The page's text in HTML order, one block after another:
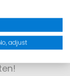
adjust